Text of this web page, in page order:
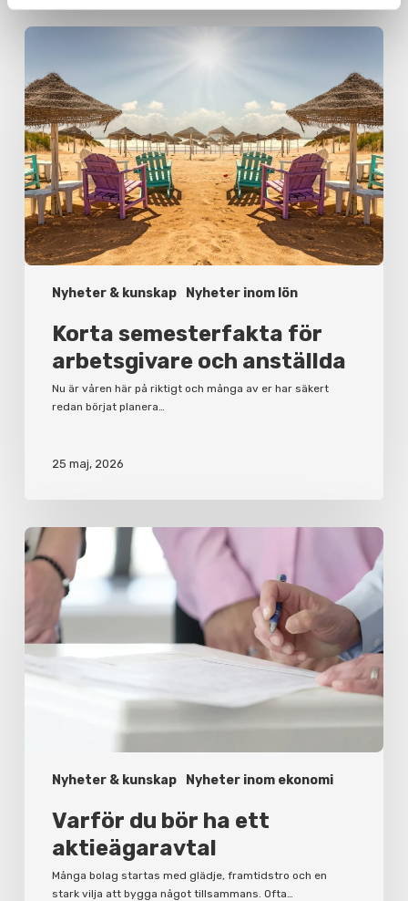
Nyheter & kunskap Nyheter inom lön
Korta
arbetsgivare
och
anställda
Korta semesterfakta för
arbetsgivare och anställda
Nu är våren här på riktigt och många av er har säkert
redan börjat planera…
25 maj, 2026
Nyheter & kunskap Nyheter inom ekonomi
Varför
du
ett
aktieägaravtal
Varför du bör ha ett
aktieägaravtal
Många bolag startas med glädje, framtidstro och en
stark vilja att bygga något tillsammans. Ofta…